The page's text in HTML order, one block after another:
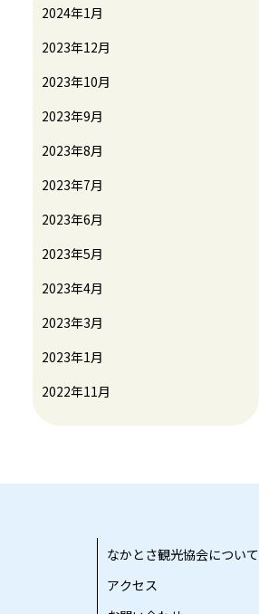
2024年1月
2023年12月
2023年10月
2023年9月
2023年8月
2023年7月
2023年6月
2023年5月
2023年4月
2023年3月
2023年1月
2022年11月
なかとさ観光協会について
アクセス